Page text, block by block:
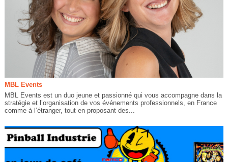
MBL Events
MBL Events est un duo jeune et passionné qui vous accompagne dans la
stratégie et l’organisation de vos événements professionnels, en France
comme à l’étranger, tout en proposant des...